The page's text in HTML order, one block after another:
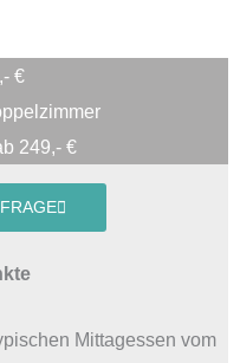
€
249,- €
Mittagessen vom